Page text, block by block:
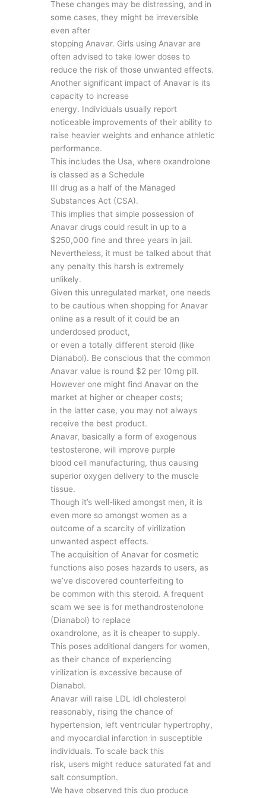
These changes may be distressing, and in
some cases, they might be irreversible
even after
stopping Anavar. Girls using Anavar are
often advised to take lower doses to
reduce the risk of those unwanted effects.
Another significant impact of Anavar is its
capacity to increase
energy. Individuals usually report
noticeable improvements of their ability to
raise heavier weights and enhance athletic
performance.
This includes the Usa, where oxandrolone
is classed as a Schedule
III drug as a half of the Managed
Substances Act (CSA).
This implies that simple possession of
Anavar drugs could result in up to a
$250,000 fine and three years in jail.
Nevertheless, it must be talked about that
any penalty this harsh is extremely
unlikely.
Given this unregulated market, one needs
to be cautious when shopping for Anavar
online as a result of it could be an
underdosed product,
or even a totally different steroid (like
Dianabol). Be conscious that the common
Anavar value is round $2 per 10mg pill.
However one might find Anavar on the
market at higher or cheaper costs;
in the latter case, you may not always
receive the best product.
Anavar, basically a form of exogenous
testosterone, will improve purple
blood cell manufacturing, thus causing
superior oxygen delivery to the muscle
tissue.
Though it’s well-liked amongst men, it is
even more so amongst women as a
outcome of a scarcity of virilization
unwanted aspect effects.
The acquisition of Anavar for cosmetic
functions also poses hazards to users, as
we’ve discovered counterfeiting to
be common with this steroid. A frequent
scam we see is for methandrostenolone
(Dianabol) to replace
oxandrolone, as it is cheaper to supply.
This poses additional dangers for women,
as their chance of experiencing
virilization is excessive because of
Dianabol.
Anavar will raise LDL ldl cholesterol
reasonably, rising the chance of
hypertension, left ventricular hypertrophy,
and myocardial infarction in susceptible
individuals. To scale back this
risk, users might reduce saturated fat and
salt consumption.
We have observed this duo produce